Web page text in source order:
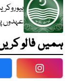
عہدوں
ہمیں فالو